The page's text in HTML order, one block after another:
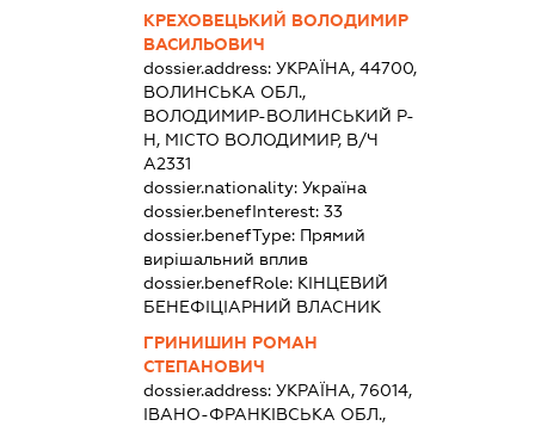
КРЕХОВЕЦЬКИЙ ВОЛОДИМИР
ВАСИЛЬОВИЧ
dossier.address:УКРАЇНА, 44700,
ВОЛИНСЬКА ОБЛ.,
ВОЛОДИМИР-ВОЛИНСЬКИЙ Р-
Н, МІСТО ВОЛОДИМИР, В/Ч
А2331
dossier.nationality:Україна
dossier.benefInterest:33
dossier.benefType: Прямий
вирішальний вплив
dossier.benefRole: КІНЦЕВИЙ
БЕНЕФІЦІАРНИЙ ВЛАСНИК
ГРИНИШИН РОМАН
СТЕПАНОВИЧ
dossier.address:УКРАЇНА, 76014,
ІВАНО-ФРАНКІВСЬКА ОБЛ.,